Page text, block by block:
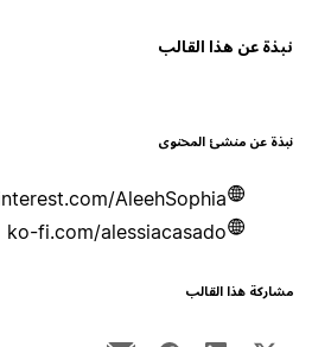
عن هذا القالب
عن منشئ المحتوى
br.pinterest.com/AleehSophia
ko-fi.com/alessiacasado
هذا القالب